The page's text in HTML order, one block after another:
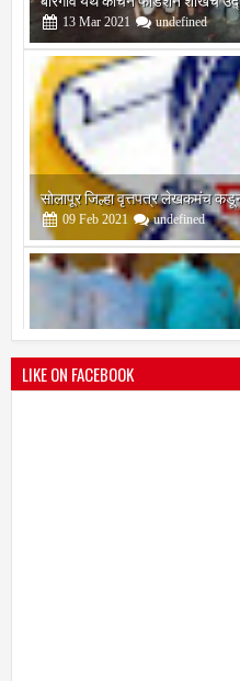
सोलापूर जिल्हा वृत्तपत्र लेखकमंच
Feb 2021 undefined
श्री मल्लिकार्जुन प्रशालेकडून
undefined
LIKE ON FACEBOOK